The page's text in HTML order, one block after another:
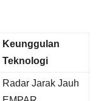
Keunggulan
Teknologi
Radar Jarak Jauh